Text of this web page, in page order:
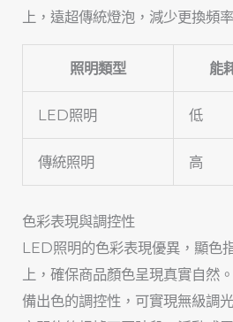
上，遠超傳統燈泡，減少更換頻
照明類型 能
LED照明 低
傳統照明 高
色彩表現與調控性
LED照明的色彩表現優異，顯色
上，確保商品顏色呈現真實自然
備出色的調控性，可實現無級調